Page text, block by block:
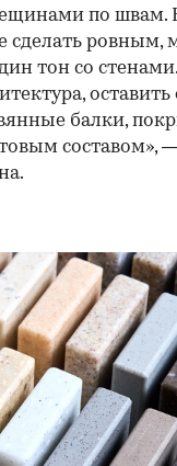
по швам.
сделать ровным,
тон со
балки,
составом»,